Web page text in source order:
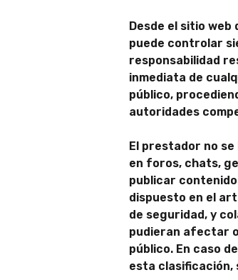
Desde el sitio
puede controlar
responsabilidad
inmediata de
público,
autoridades
El prestador no
en foros, chats,
publicar
dispuesto en el
de seguridad, y
pudieran afectar
público. En caso
esta clasificación,